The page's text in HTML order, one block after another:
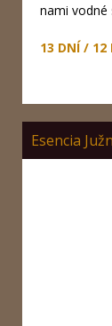
nami vodné
13 DNÍ / 12
Esencia